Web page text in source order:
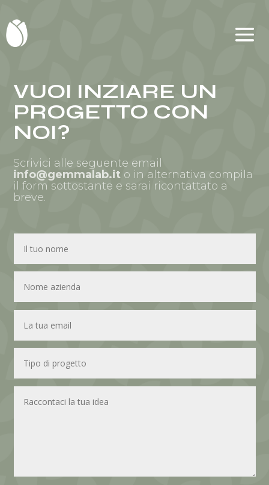
VUOI INZIARE UN
PROGETTO CON
NOI?
Scrivici alle seguente email
info@gemmalab.it o in alternativa compila
il form sottostante e sarai ricontattato a
breve.